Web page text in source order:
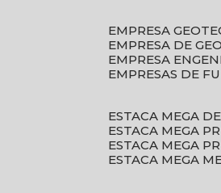
EMPRESA
EMPRESA DE
EMPRESA
EMPRESAS DE
ESTACA MEGA
ESTACA MEGA
ESTACA MEGA
ESTACA MEGA